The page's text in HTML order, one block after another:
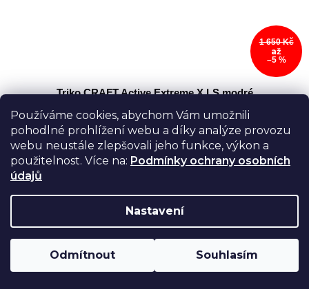
Používáme cookies, abychom Vám umožnili
pohodlné prohlížení webu a díky analýze provozu
webu neustále zlepšovali jeho funkce, výkon a
použitelnost. Více na: Podmínky ochrany osobních
údajů
Nastavení
Odmítnout Souhlasím
1 650 Kč
až
–5 %
Triko CRAFT Active Extreme X LS modré
Skladem
od1 560 Kč Detail
Přichází nová generace ikonické řady Active
Extreme. Pánské technicky propracované triko s
dlouhým rukávem CRAFT Active Extreme X je
určené na intezivní sportovní aktivity v...